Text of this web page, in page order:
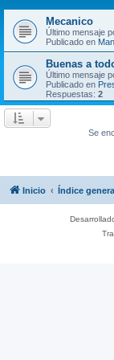
Mecanico
Último mensaje
Publicado en
Buenas a
Último mensaje
Publicado en
Respuestas: 2
Se
Inicio Índice